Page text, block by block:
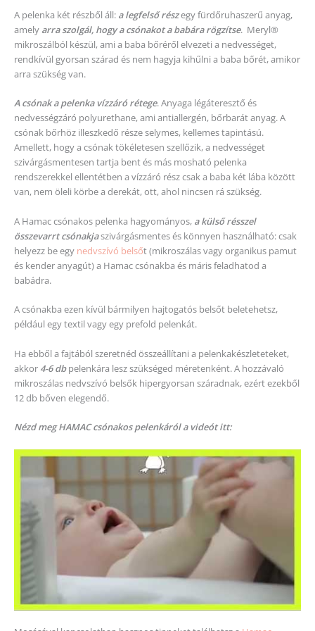
A pelenka két részből áll: a legfelső részegy fürdőruhaszerű anyag,
amely arra szolgál, hogy a csónakot a babára rögzítse. Meryl®
mikroszálból készül, ami a baba bőréről elvezeti a nedvességet,
rendkívül gyorsan szárad és nem hagyja kihűlni a baba bőrét, amikor
arra szükség van.
A csónak a pelenka vízzáró rétege. Anyaga légáteresztő és
nedvességzáró polyurethane, ami antiallergén, bőrbarát anyag. A
csónak bőrhöz illeszkedő része selymes, kellemes tapintású.
Amellett, hogy a csónak tökéletesen szellőzik, a nedvességet
szivárgásmentesen tartja bent és más mosható pelenka
rendszerekkel ellentétben a vízzáró rész csak a baba két lába között
van, nem öleli körbe a derekát, ott, ahol nincsen rá szükség.
A Hamac csónakos pelenka hagyományos, a külső résszel
összevarrt csónakjaszivárgásmentes és könnyen használható: csak
helyezz be egy nedvszívó belsőt (mikroszálas vagy organikus pamut
és kender anyagút) a Hamac csónakba és máris feladhatod a
babádra.
A csónakba ezen kívül bármilyen hajtogatós belsőt beletehetsz,
például egy textil vagy egy prefold pelenkát.
Ha ebből a fajtából szeretnéd összeállítani a pelenkakészleteteket,
akkor 4-6 db pelenkára lesz szükséged méretenként. A hozzávaló
mikroszálas nedvszívó belsők hipergyorsan száradnak, ezért ezekből
12 db bőven elegendő.
Nézd meg HAMAC csónakos pelenkáról a videót itt: